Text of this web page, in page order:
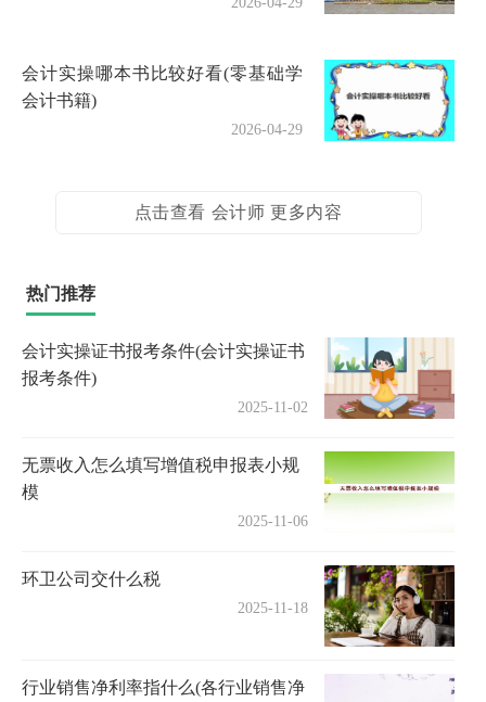
会计实操哪本书比较好看(零基础学
会计书籍)
2026-04-29
点击查看 会计师 更多内容
热门推荐
会计实操证书报考条件(会计实操证书
报考条件)
2025-11-02
无票收入怎么填写增值税申报表小规
模
2025-11-06
环卫公司交什么税
2025-11-18
行业销售净利率指什么(各行业销售净